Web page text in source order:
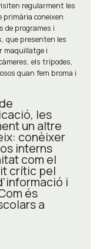
regularment les
primària coneixen
de programes i
que presenten les
maquillatge i
els trípodes,
quan fem broma i
les
un altre
conèixer
interns
com el
crític pel
i
és
a